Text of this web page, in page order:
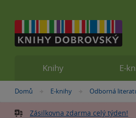
Nacházíte
zde:
Domů »
E-knihy »
Odborná
Zásilkovna zdarma celý týden!
Knihy E-